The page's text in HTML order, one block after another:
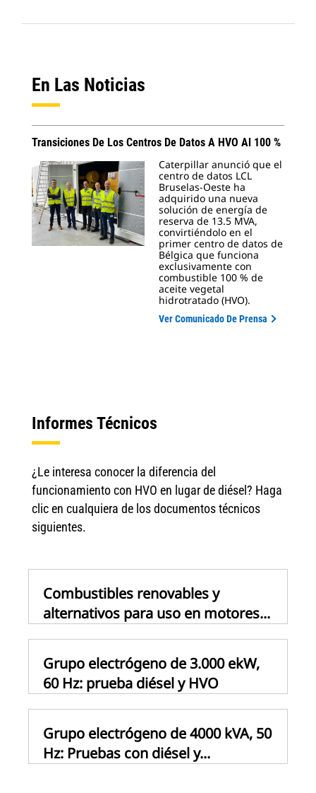
En Las Noticias
Transiciones De Los Centros De Datos A HVO Al 100 %
Caterpillar anunció que el
centro de datos LCL
Bruselas-Oeste ha
adquirido una nueva
solución de energía de
reserva de 13.5 MVA,
convirtiéndolo en el
primer centro de datos de
Bélgica que funciona
exclusivamente con
combustible 100 % de
aceite vegetal
hidrotratado (HVO).
Ver Comunicado De Prensa
Informes Técnicos
¿Le interesa conocer la diferencia del
funcionamiento con HVO en lugar de diésel? Haga
clic en cualquiera de los documentos técnicos
siguientes.
Combustibles renovables y
alternativos para uso en motores...
Grupo electrógeno de 3.000 ekW,
60 Hz: prueba diésel y HVO
Grupo electrógeno de 4000 kVA, 50
Hz: Pruebas con diésel y...